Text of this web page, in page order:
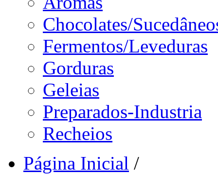
Chocolates/
Fermentos/Leveduras
Gorduras
Geleias
Preparados-Industria
Recheios
Página Inicial /